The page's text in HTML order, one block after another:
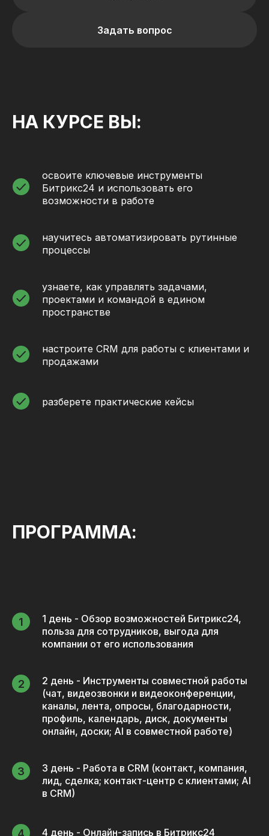
Задать вопрос
НА КУРСЕ ВЫ:
освоите ключевые инструменты
Битрикс24 и использовать его
возможности в работе
научитесь автоматизировать рутинные
процессы
узнаете, как управлять задачами,
проектами и командой в едином
пространстве
настроите CRM для работы с клиентами и
продажами
разберете практические кейсы
ПРОГРАММА:
1 день - Обзор возможностей Битрикс24,
польза для сотрудников, выгода для
компании от его использования
2 день - Инструменты совместной работы
(чат, видеозвонки и видеоконференции,
каналы, лента, опросы, благодарности,
профиль, календарь, диск, документы
онлайн, доски; AI в совместной работе)
3 день - Работа в CRM (контакт, компания,
лид, сделка; контакт-центр с клиентами; AI
в CRM)
4 день - Онлайн-запись в Битрикс24